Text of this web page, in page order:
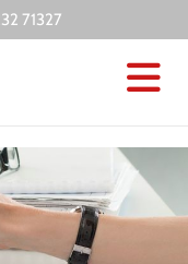
71327